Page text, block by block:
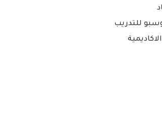
للتدريب